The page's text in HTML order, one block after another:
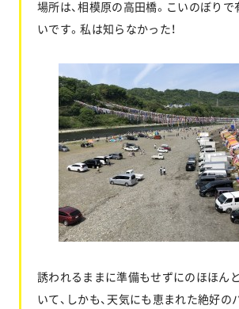
場所は、相模原の高田橋。こいのぼり
いです。私は知らなかった！
誘われるままに準備もせずにのほほん
いて、しかも、天気にも恵まれた絶好の